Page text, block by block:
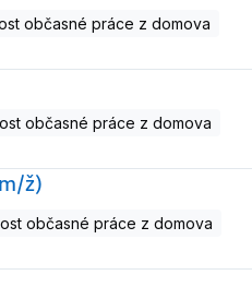
občasné práce z domova
občasné práce z domova
ž)
občasné práce z domova